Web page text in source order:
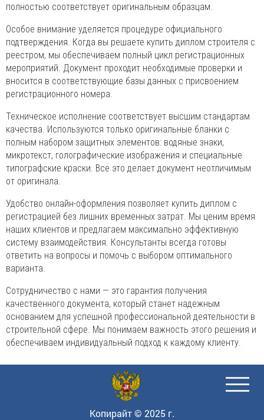
полностью соответствует оригинальным образцам.
Особое внимание уделяется процедуре официального
подтверждения. Когда вы решаете купить диплом строителя с
реестром, мы обеспечиваем полный цикл регистрационных
мероприятий. Документ проходит необходимые проверки и
вносится в соответствующие базы данных с присвоением
регистрационного номера.
Техническое исполнение соответствует высшим стандартам
качества. Используются только оригинальные бланки с
полным набором защитных элементов: водяные знаки,
микротекст, голографические изображения и специальные
типографские краски. Все это делает документ неотличимым
от оригинала.
Удобство онлайн-оформления позволяет купить диплом с
регистрацией без лишних временных затрат. Мы ценим время
наших клиентов и предлагаем максимально эффективную
систему взаимодействия. Консультанты всегда готовы
ответить на вопросы и помочь с выбором оптимального
варианта.
Сотрудничество с нами — это гарантия получения
качественного документа, который станет надежным
основанием для успешной профессиональной деятельности в
строительной сфере. Мы понимаем важность этого решения и
обеспечиваем индивидуальный подход к каждому клиенту.
Копирайт © 2025 г.